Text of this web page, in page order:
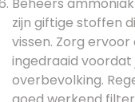
zijn giftige stoffen
vissen. Zorg
ingedraaid
overbevolking.